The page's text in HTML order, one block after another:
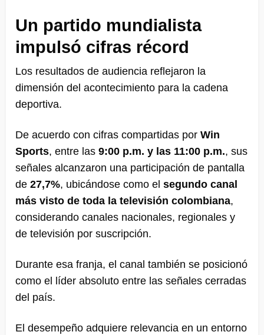
Un partido mundialista
impulsó cifras récord
Los resultados de audiencia reflejaron la
dimensión del acontecimiento para la cadena
deportiva.
De acuerdo con cifras compartidas por Win
Sports, entre las 9:00 p.m. y las 11:00 p.m., sus
señales alcanzaron una participación de pantalla
de 27,7%, ubicándose como el segundo canal
más visto de toda la televisión colombiana,
considerando canales nacionales, regionales y
de televisión por suscripción.
Durante esa franja, el canal también se posicionó
como el líder absoluto entre las señales cerradas
del país.
El desempeño adquiere relevancia en un entorno